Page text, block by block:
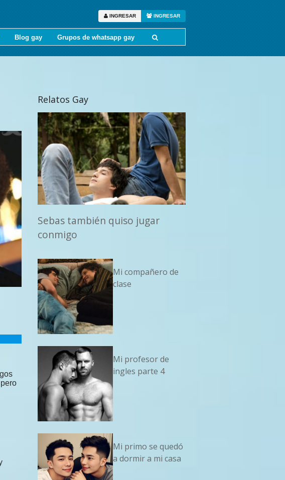
INGRESAR INGRESAR
Blog gay Grupos de whatsapp gay
Relatos Gay
Sebas también quiso jugar
conmigo
Mi compañero de
clase
Mi profesor de
ingles parte 4
Mi primo se quedó
a dormir a mi casa